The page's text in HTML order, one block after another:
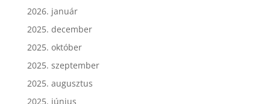
2026. január
2025. december
2025. október
2025. szeptember
2025. augusztus
2025. június